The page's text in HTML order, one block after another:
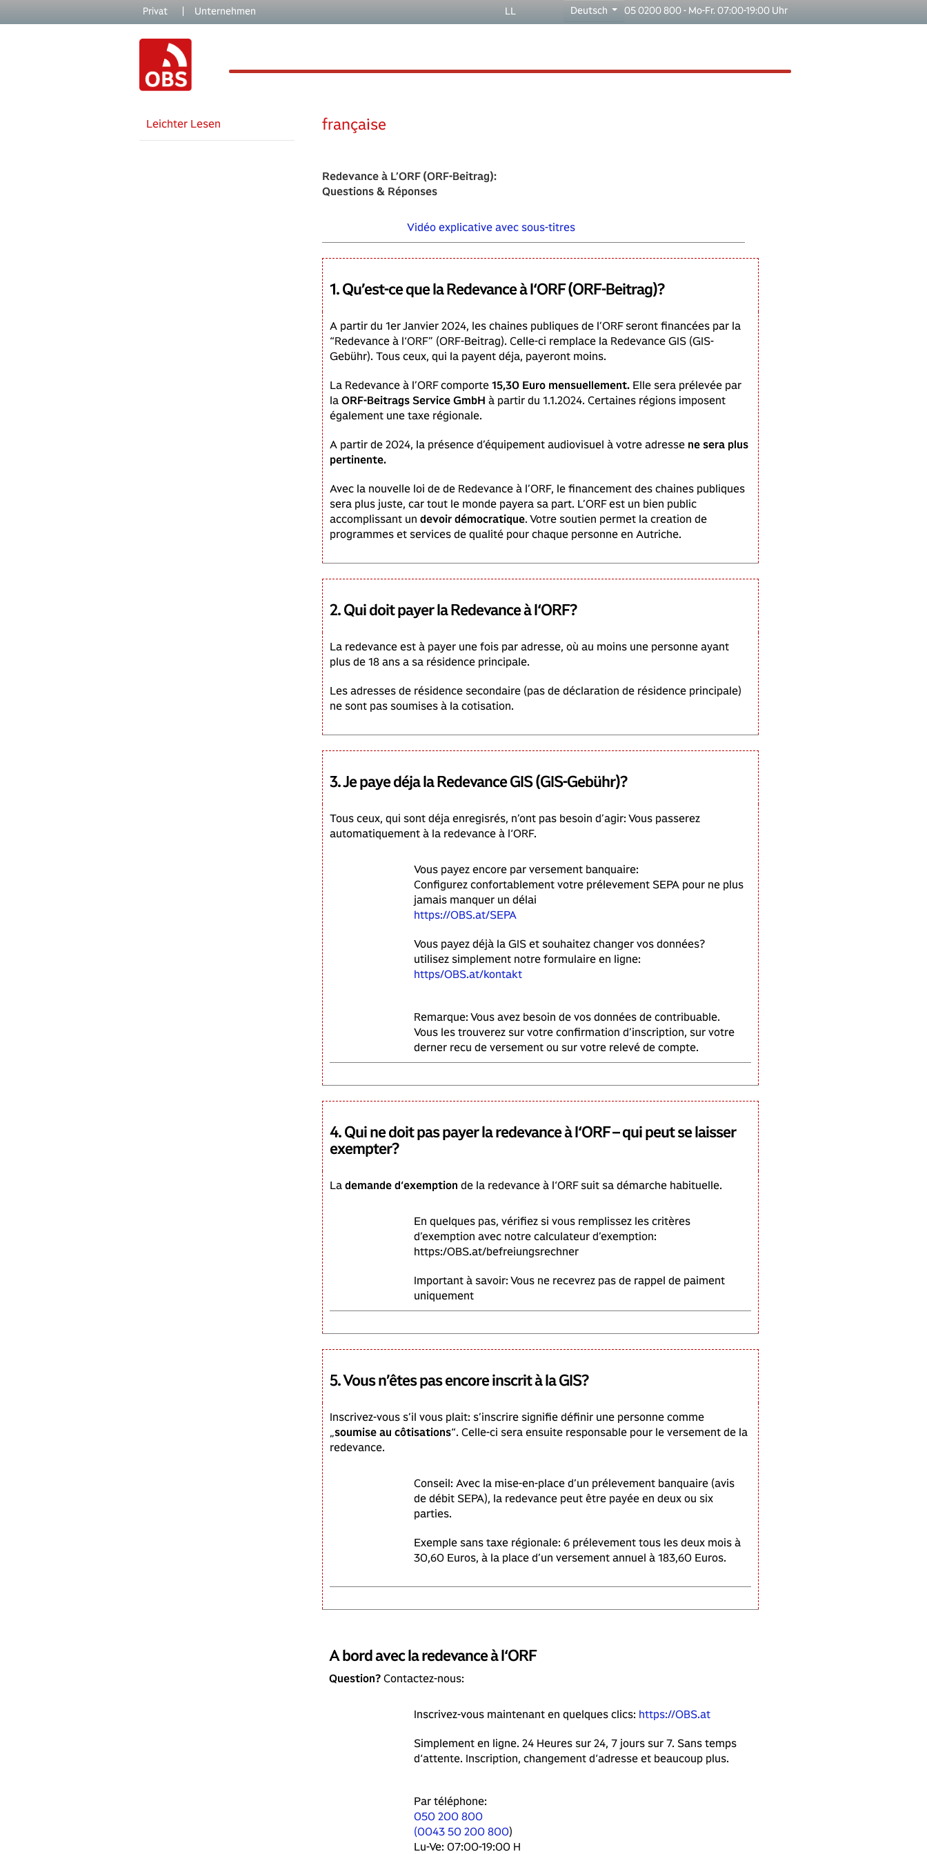
Privat | Unternehmen LL Deutsch 05 0200 800 - Mo-Fr. 07:00-19:00 Uhr
française
Redevance à L’ORF (ORF-Beitrag):
Questions & Réponses
Vidéo explicative avec sous-titres
1. Qu’est-ce que la Redevance à l‘ORF (ORF-Beitrag)?
A partir du 1er Janvier 2024, les chaines publiques de l’ORF seront financées par la
“Redevance à l‘ORF” (ORF-Beitrag). Celle-ci remplace la Redevance GIS (GIS-
Gebühr). Tous ceux, qui la payent déja, payeront moins.
La Redevance à l’ORF comporte15,30 Euro mensuellement. Elle sera prélevée par
laORF-Beitrags Service GmbH à partir du 1.1.2024. Certaines régions imposent
également une taxe régionale.
A partir de 2024, la présence d’équipement audiovisuel à votre adresse ne sera plus
pertinente.
Avec la nouvelle loi de de Redevance à l’ORF, le financement des chaines publiques
sera plus juste, car tout le monde payera sa part. L’ORF est un bien public
accomplissant un devoir démocratique. Votre soutien permet la creation de
programmes et services de qualité pour chaque personne en Autriche.
2. Qui doit payer la Redevance à l‘ORF?
La redevance est à payer une fois par adresse, où au moins une personne ayant
plus de 18 ans a sa résidence principale.
Les adresses de résidence secondaire (pas de déclaration de résidence principale)
ne sont pas soumises à la cotisation.
3. Je paye déja la Redevance GIS (GIS-Gebühr)?
Tous ceux, qui sont déja enregisrés, n’ont pas besoin d’agir: Vous passerez
automatiquement à la redevance à l‘ORF.
Vous payez encore par versement banquaire:
Configurez confortablement votre prélevement SEPA pour ne plus
jamais manquer un délai
https://OBS.at/SEPA
Vous payez déjà la GIS et souhaitez changer vos données?
utilisez simplement notre formulaire en ligne:
https/OBS.at/kontakt
Remarque: Vous avez besoin de vos données de contribuable.
Vous les trouverez sur votre confirmation d’inscription, sur votre
derner recu de versement ou sur votre relevé de compte.
4. Qui ne doit pas payer la redevance à l‘ORF – qui peut se laisser
exempter?
Lademande d‘exemption de la redevance à l‘ORF suit sa démarche habituelle.
En quelques pas, vérifiez si vous remplissez les critères
d’exemption avec notre calculateur d’exemption:
https:/OBS.at/befreiungsrechner
Important à savoir: Vous ne recevrez pas de rappel de paiment
uniquement
5. Vous n’êtes pas encore inscrit à la GIS?
Inscrivez-vous s’il vous plait: s’inscrire signifie définir une personne comme
„soumise au côtisations“. Celle-ci sera ensuite responsable pour le versement de la
redevance.
Conseil: Avec la mise-en-place d’un prélevement banquaire (avis
de débit SEPA), la redevance peut être payée en deux ou six
parties.
Exemple sans taxe régionale: 6 prélevement tous les deux mois à
30,60 Euros, à la place d’un versement annuel à 183,60 Euros.
A bord avec la redevance à l‘ORF
Question?Contactez-nous:
Inscrivez-vous maintenant en quelques clics: https://OBS.at
Simplement en ligne. 24 Heures sur 24, 7 jours sur 7. Sans temps
d‘attente. Inscription, changement d‘adresse et beaucoup plus.
Par téléphone:
050 200 800
(0043 50 200 800)
Lu-Ve: 07:00-19:00 H
Leichter Lesen